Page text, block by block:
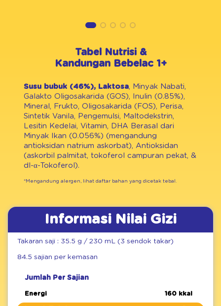
Tabel Nutrisi &
Kandungan Bebelac 1+
Susu bubuk (46%), Laktosa, Minyak Nabati,
Galakto Oligosakarida (GOS), Inulin (0.85%),
Mineral, Frukto, Oligosakarida (FOS), Perisa,
Sintetik Vanila, Pengemulsi, Maltodekstrin,
Lesitin Kedelai, Vitamin, DHA Berasal dari
Minyak Ikan (0.056%) (mengandung
antioksidan natrium askorbat), Antioksidan
(askorbil palmitat, tokoferol campuran pekat, &
dl-α-Tokoferol).
*Mengandung alergen, lihat daftar bahan yang dicetak tebal.
Informasi Nilai Gizi
Takaran saji : 35.5 g / 230 mL (3 sendok takar)
84.5 sajian per kemasan
Jumlah Per Sajian
Energi 160 kkal